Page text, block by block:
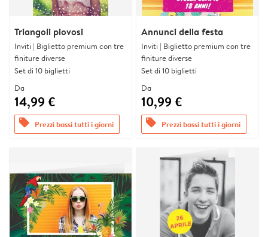
Triangoli piovosi
Inviti | Biglietto premium con tre
finiture diverse
Set di 10 biglietti
Da
14,99 €
offers Prezzi bassi tutti i giorni
Annunci della festa
Inviti | Biglietto premium con tre
finiture diverse
Set di 10 biglietti
Da
10,99 €
offers Prezzi bassi tutti i giorni